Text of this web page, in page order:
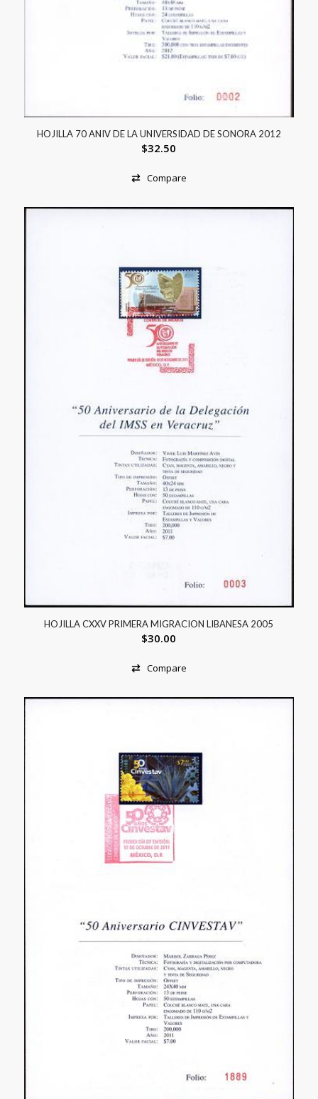
HOJILLA 70 ANIV DE LA UNIVERSIDAD DE SONORA 2012
$32.50
Compare
HOJILLA CXXV PRIMERA MIGRACION LIBANESA 2005
$30.00
Compare